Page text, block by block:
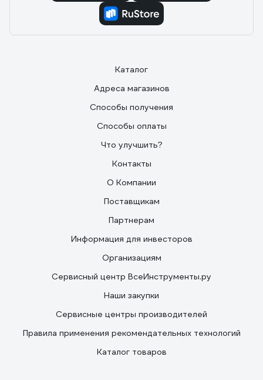
Каталог
Адреса магазинов
Способы получения
Способы оплаты
Что улучшить?
Контакты
О Компании
Поставщикам
Партнерам
Информация для инвесторов
Организациям
Сервисный центр ВсеИнструменты.ру
Наши закупки
Сервисные центры производителей
Правила применения рекомендательных технологий
Каталог товаров